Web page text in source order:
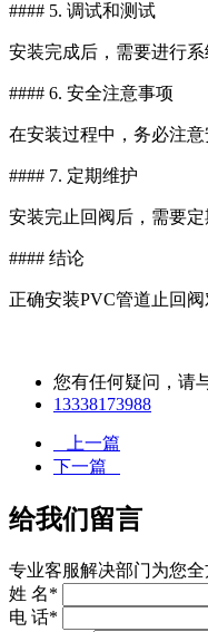
#### 5. 调试和测试
安装完成后，需要进行
#### 6. 安全注意事项
在安装过程中，务必注
#### 7. 定期维护
安装完止回阀后，需要
#### 结论
正确安装PVC管道止回
您有任何疑问，请
13338173988
上一篇
下一篇
给我们留言
专业客服解决部门为您
姓 名*
电 话*